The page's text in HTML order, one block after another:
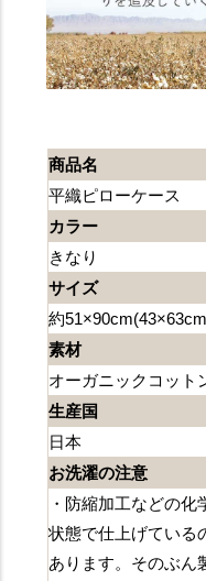
商品名
平織ピローケース
カラー
きなり
サイズ
約
素材
オーガニックコット
生産国
日本
お洗濯の注意
・防縮加工などの
状態で仕上げている
あります。そのぶん